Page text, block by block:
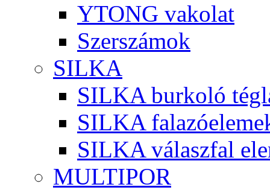
YTONG vakolat
Szerszámok
SILKA
SILKA burkoló
SILKA
SILKA válaszfal
MULTIPOR